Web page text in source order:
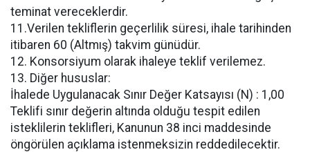
teminat vereceklerdir.
11.Verilen tekliflerin geçerlilik süresi, ihale tarihinden
itibaren 60 (Altmış) takvim günüdür.
12. Konsorsiyum olarak ihaleye teklif verilemez.
13. Diğer hususlar:
İhalede Uygulanacak Sınır Değer Katsayısı (N) : 1,00
Teklifi sınır değerin altında olduğu tespit edilen
isteklilerin teklifleri, Kanunun 38 inci maddesinde
öngörülen açıklama istenmeksizin reddedilecektir.